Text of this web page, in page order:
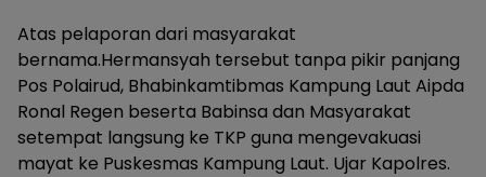
Atas pelaporan dari masyarakat
bernama.Hermansyah tersebut tanpa pikir panjang
Pos Polairud, Bhabinkamtibmas Kampung Laut Aipda
Ronal Regen beserta Babinsa dan Masyarakat
setempat langsung ke TKP guna mengevakuasi
mayat ke Puskesmas Kampung Laut. Ujar Kapolres.